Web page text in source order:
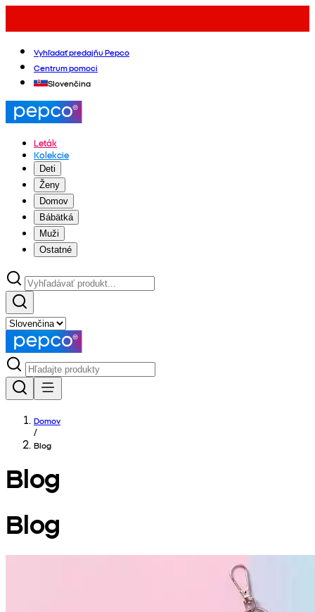
Vyhľadať predajňu Pepco
Centrum pomoci
Slovenčina
Leták
Kolekcie
Deti
Ženy
Domov
Bábätká
Muži
Ostatné
Domov
/
Blog
Blog
Blog